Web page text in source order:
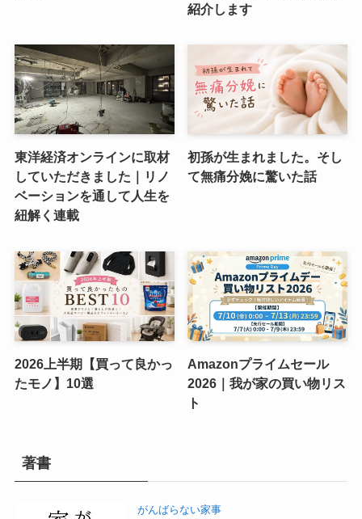
紹介します
東洋経済オンラインに取材
していただきました｜リノ
ベーションを通して人生を
紐解く連載
初孫が生まれました。そし
て無痛分娩に驚いた話
2026上半期【買って良かっ
たモノ】10選
Amazonプライムセール
2026｜我が家の買い物リス
ト
著書
がんばらない家事